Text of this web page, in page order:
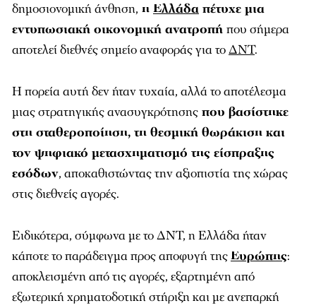
δημοσιονομική άνθηση, η Ελλάδα πέτυχε μια
εντυπωσιακή οικονομική ανατροπή που σήμερα
αποτελεί διεθνές σημείο αναφοράς για τοΔΝΤ.
Η πορεία αυτή δεν ήταν τυχαία, αλλά το αποτέλεσμα
μιας στρατηγικής ανασυγκρότησης που βασίστηκε
στη σταθεροποίηση, τη θεσμική θωράκιση και
τον ψηφιακό μετασχηματισμό της είσπραξης
εσόδων, αποκαθιστώντας την αξιοπιστία της χώρας
στις διεθνείς αγορές.
Ειδικότερα, σύμφωνα με το ΔΝΤ, η Ελλάδα ήταν
κάποτε το παράδειγμα προς αποφυγή τηςΕυρώπης:
αποκλεισμένη από τις αγορές, εξαρτημένη από
εξωτερική χρηματοδοτική στήριξη και με ανεπαρκή